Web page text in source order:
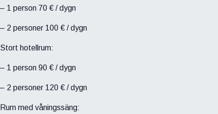
– 1 person 70 € / dygn
– 2 personer 100 € / dygn
Stort hotellrum:
– 1 person 90 € / dygn
– 2 personer 120 € / dygn
Rum med våningssäng: